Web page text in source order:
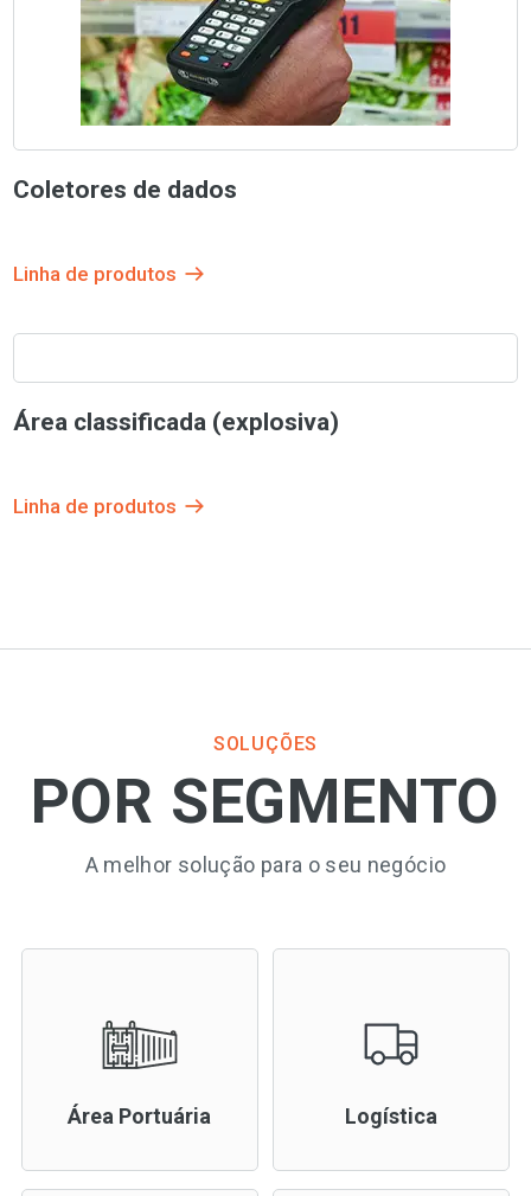
Coletores de dados
Linha de produtos
Área classificada (explosiva)
Linha de produtos
SOLUÇÕES
POR SEGMENTO
A melhor solução para o seu negócio
Área Portuária Logística